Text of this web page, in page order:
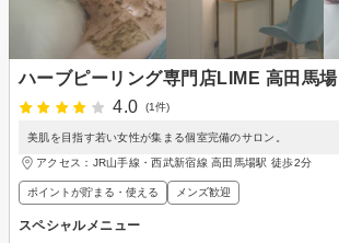
ハーブピーリング専門店LIME 高田馬場
4.0
(1件)
美肌を目指す若い女性が集まる個室完備のサロン。
アクセス：JR山手線・西武新宿線 高田馬場駅 徒歩2分
ポイントが貯まる・使える メンズ歓迎
スペシャルメニュー